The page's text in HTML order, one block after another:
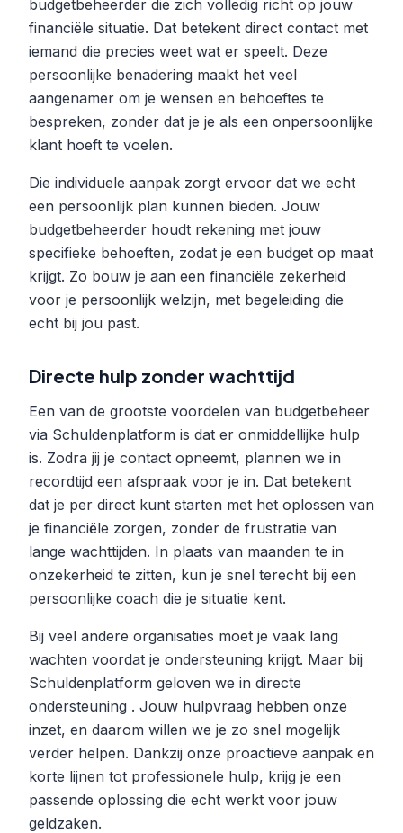
budgetbeheerder die zich volledig richt op jouw
financiële situatie. Dat betekent direct contact met
iemand die precies weet wat er speelt. Deze
persoonlijke benadering maakt het veel
aangenamer om je wensen en behoeftes te
bespreken, zonder dat je je als een onpersoonlijke
klant hoeft te voelen.
Die individuele aanpak zorgt ervoor dat we echt
een persoonlijk plan kunnen bieden. Jouw
budgetbeheerder houdt rekening met jouw
specifieke behoeften, zodat je een budget op maat
krijgt. Zo bouw je aan een financiële zekerheid
voor je persoonlijk welzijn, met begeleiding die
echt bij jou past.
Directe hulp zonder wachttijd
Een van de grootste voordelen van budgetbeheer
via Schuldenplatform is dat er onmiddellijke hulp
is. Zodra jij je contact opneemt, plannen we in
recordtijd een afspraak voor je in. Dat betekent
dat je per direct kunt starten met het oplossen van
je financiële zorgen, zonder de frustratie van
lange wachttijden. In plaats van maanden te in
onzekerheid te zitten, kun je snel terecht bij een
persoonlijke coach die je situatie kent.
Bij veel andere organisaties moet je vaak lang
wachten voordat je ondersteuning krijgt. Maar bij
Schuldenplatform geloven we in directe
ondersteuning . Jouw hulpvraag hebben onze
inzet, en daarom willen we je zo snel mogelijk
verder helpen. Dankzij onze proactieve aanpak en
korte lijnen tot professionele hulp, krijg je een
passende oplossing die echt werkt voor jouw
geldzaken.